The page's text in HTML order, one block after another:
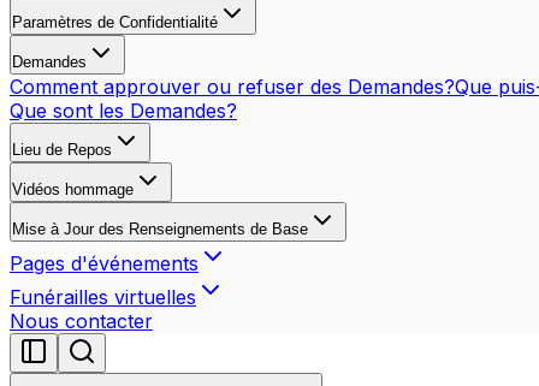
Paramètres de Confidentialité
Demandes
Comment approuver ou refuser des Demandes?Que
Que sont les Demandes?
Lieu de Repos
Vidéos hommage
Mise à Jour des Renseignements de Base
Pages d'événements
Funérailles virtuelles
Nous contacter